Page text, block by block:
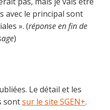
avec le principal sont
». (réponse en fin de
)
Le détail et les
sontsur le site SGEN+.